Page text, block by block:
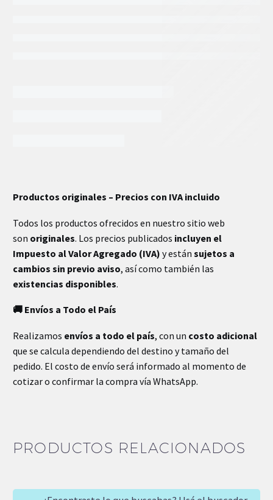
Productos originales – Precios con IVA incluido
Todos los productos ofrecidos en nuestro sitio web
son originales. Los precios publicados incluyen el
Impuesto al Valor Agregado (IVA) y están sujetos a
cambios sin previo aviso, así como también las
existencias disponibles.
🚚 Envíos a Todo el País
Realizamos envíos a todo el país, con un costo adicional
que se calcula dependiendo del destino y tamaño del
pedido. El costo de envío será informado al momento de
cotizar o confirmar la compra vía WhatsApp.
PRODUCTOS RELACIONADOS